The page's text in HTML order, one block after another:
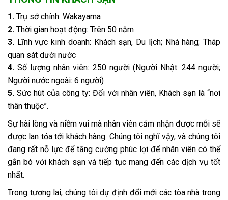
1. Trụ sở chính: Wakayama
2. Thời gian hoạt động: Trên 50 năm
3. Lĩnh vực kinh doanh: Khách sạn, Du lịch; Nhà hàng; Tháp
quan sát dưới nước
4. Số lượng nhân viên: 250 người (Người Nhật: 244 người;
Người nước ngoài: 6 người)
5. Sức hút của công ty: Đối với nhân viên, Khách sạn là “nơi
thân thuộc”.
Sự hài lòng và niềm vui mà nhân viên cảm nhận được mỗi sẽ
được lan tỏa tới khách hàng. Chúng tôi nghĩ vậy, và chúng tôi
đang rất nỗ lực để tăng cường phúc lợi để nhân viên có thể
gắn bó với khách sạn và tiếp tục mang đến các dịch vụ tốt
nhất.
Trong tương lai, chúng tôi dự định đổi mới các tòa nhà trong